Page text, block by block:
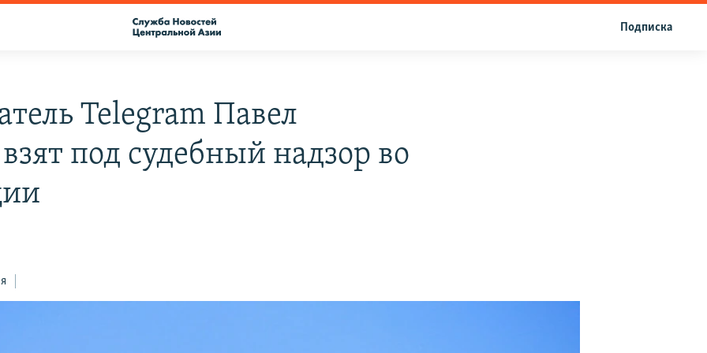
Подписка
Telegram Павел
под судебный надзор во